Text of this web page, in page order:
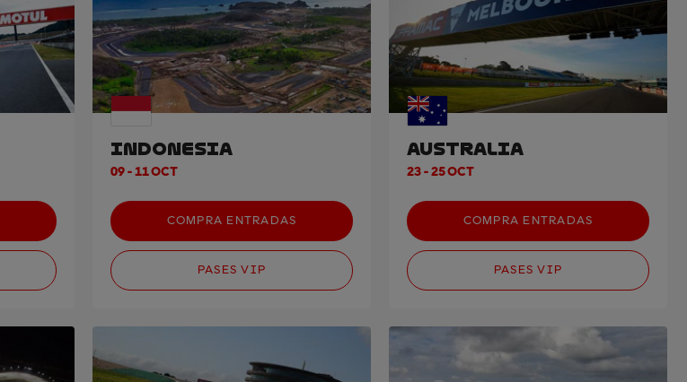
INDONESIA
09 - 11 OCT
COMPRA ENTRADAS
PASES VIP
AUSTRALIA
23 - 25 OCT
COMPRA ENTRADAS
PASES VIP